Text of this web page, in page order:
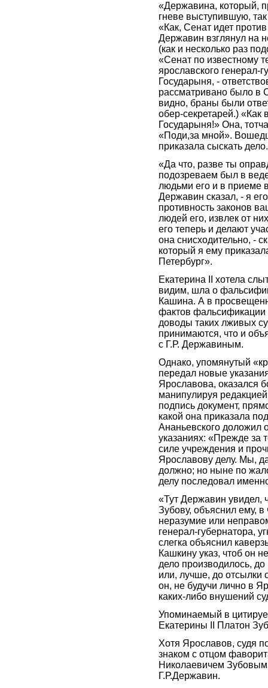
«Державина, который,
гневе выступившую, так
«Как, Сенат идет
Державин взглянул на
(как и несколько раз
«Сенат по известному
ярославского генерал-
Государыня, -
рассматривано было в
видно, браны были
обер-секретарей.) «Как
Государыня!» Она,
«Поди,за мной».
приказала сыскать дело.
«Да что, разве ты
подозреваем был в
людьми его и в приеме
Державин сказал, - я
противность законов
людей его, извлек от
его теперь и делают
она снисходительно, -
который я ему
Петербург».
Екатерина II хотела
видим, шла о
Кашина. А в
фактов фальсификации
доводы таких лживых
принимаются, что и
с Г.Р. Державиным.
Однако, упомянутый
передал новые
Ярославова, оказался
манипулируя
подпись документ,
какой она приказала
Ананьевского доложил
указаниях: «Прежде за
силе учреждения и
Ярославову делу. Мы,
должно; но ныне по
делу последовал
«Тут Державин увидел,
Зубову, объяснил ему,
неразумие или
генерал-губернатора,
слегка объяснил
Кашкину указ, чтоб он
дело производилось,
или, лучше, до отсылки
он, не будучи лично в
каких-либо внушений
Упоминаемый в
Екатерины II Платон
Хотя Ярославов, судя
знаком с отцом
Николаевичем Зубовым,
Г.Р.Державин.